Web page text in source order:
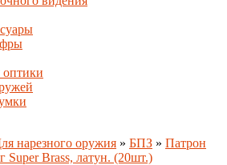
оптики
нарезного оружия » БПЗ » Патрон
Super Brass, латун. (20шт.)